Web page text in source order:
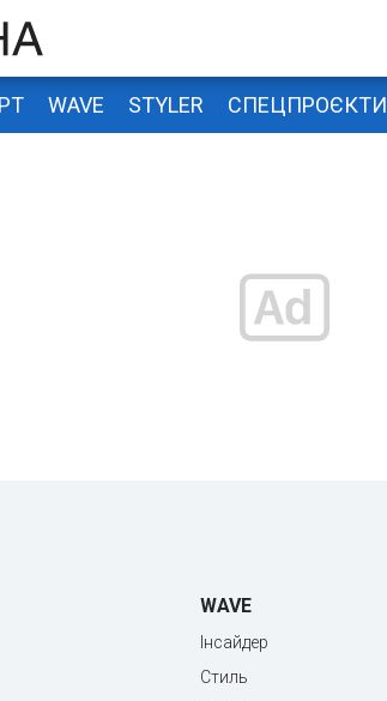
WAVE STYLER СПЕЦПРОЄКТИ
WAVE
Інсайдер
Стиль